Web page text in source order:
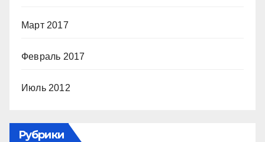
Март 2017
Февраль 2017
Июль 2012
Рубрики